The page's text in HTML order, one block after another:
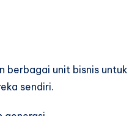
berbagai unit bisnis untuk
sendiri.